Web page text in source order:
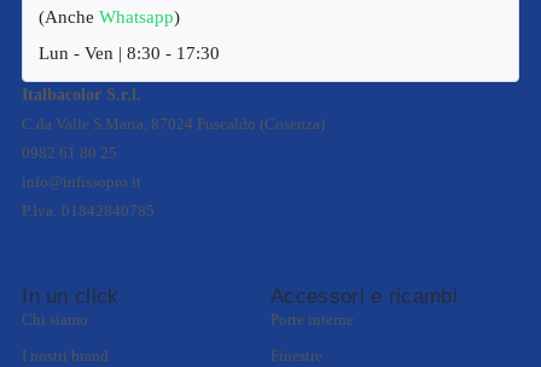
(AncheWhatsapp)
Lun - Ven | 8:30 - 17:30
Italbacolor S.r.l.
C.da Valle S.Maria, 87024 Fuscaldo (Cosenza)
0982 61 80 25
info@infissopro.it
P.Iva: 01842840785
In un click
Chi siamo
I nostri brand
Accessori e ricambi
Porte interne
Finestre